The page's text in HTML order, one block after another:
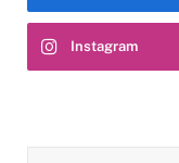
Instagram